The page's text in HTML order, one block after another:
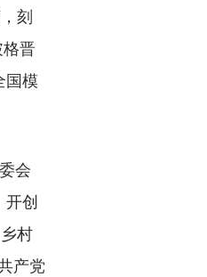
刻
晋
国模
会
开创
村
产党